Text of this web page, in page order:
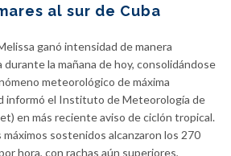
al sur de Cuba
ganó intensidad de manera
durante la mañana de hoy, consolidándose
meteorológico de máxima
informó el Instituto de Meteorología de
en más reciente aviso de ciclón tropical.
sostenidos alcanzaron los 270
hora, con rachas aún superiores,